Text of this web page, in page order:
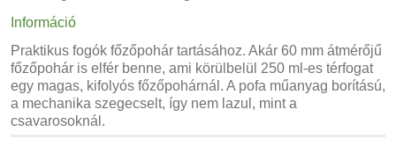
Információ
Praktikus fogók főzőpohár tartásához. Akár 60 mm átmérőjű
főzőpohár is elfér benne, ami körülbelül 250 ml-es térfogat
egy magas, kifolyós főzőpohárnál. A pofa műanyag borítású,
a mechanika szegecselt, így nem lazul, mint a
csavarosoknál.